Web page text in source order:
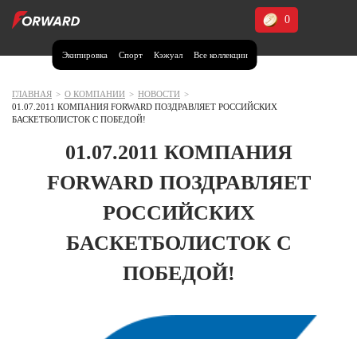
Экипировка Спорт Кэжуал Все коллекции
0
Москва и МО
Волгоградская область (1)
Кемеровская область (2)
ГЛАВНАЯ > О КОМПАНИИ > НОВОСТИ >
01.07.2011 КОМПАНИЯ FORWARD ПОЗДРАВЛЯЕТ РОССИЙСКИХ
БАСКЕТБОЛИСТОК С ПОБЕДОЙ!
01.07.2011 КОМПАНИЯ
FORWARD ПОЗДРАВЛЯЕТ
РОССИЙСКИХ
БАСКЕТБОЛИСТОК С
ПОБЕДОЙ!